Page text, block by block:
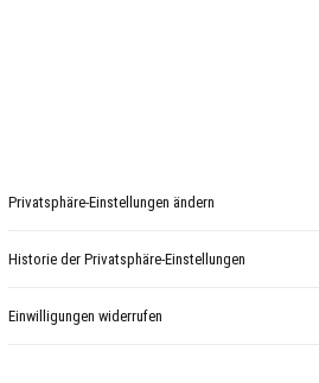
Privatsphäre-Einstellungen ändern
Historie der Privatsphäre-Einstellungen
Einwilligungen widerrufen